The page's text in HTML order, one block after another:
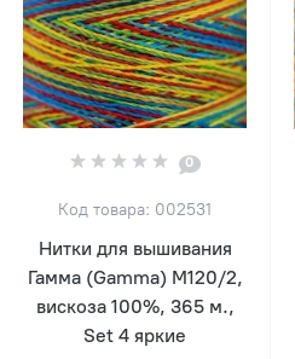
0
Код товара: 002531
Нитки для вышивания
Гамма (Gamma) M120/2,
вискоза 100%, 365 м.,
Set 4 яркие